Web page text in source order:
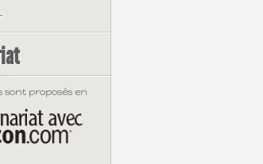
sont proposés en